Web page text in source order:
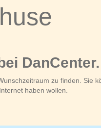
DanCenter.
zu finden. Sie
haben wollen.